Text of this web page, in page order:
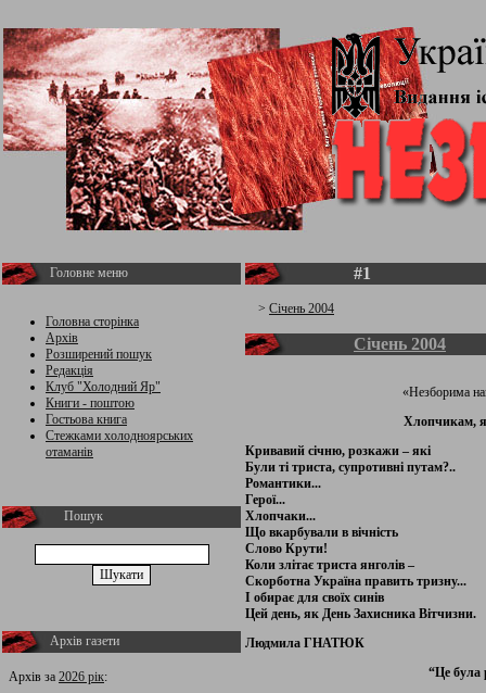
Головне меню
Головна сторінка
Архів
Розширений пошук
Редакція
Клуб "Холодний Яр"
Книги - поштою
Гостьова книга
Стежками холодноярських
отаманів
Пошук
Архів газети
Архів за 2026 рік:
#1
> Січень 2004
Січень 2004
«Незборима
Хлопчикам,
Кривавий січню, розкажи – які
Були ті триста, супротивні путам?..
Романтики...
Герої...
Хлопчаки...
Що вкарбували в вічність
Слово Крути!
Коли злітає триста янголів –
Скорботна Україна править тризну...
І обирає для своїх синів
Цей день, як День Захисника Вітчизни.
Людмила ГНАТЮК
“Це була